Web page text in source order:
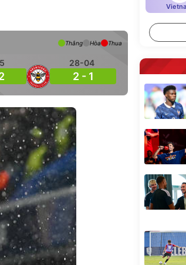
28-04
2 - 1
Thắng Hòa Thua